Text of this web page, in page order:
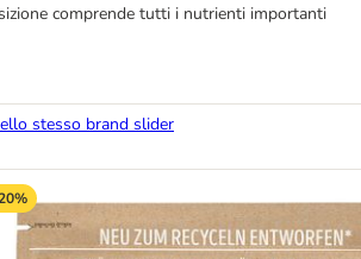
comprende tutti i nutrienti importanti
stesso brand slider